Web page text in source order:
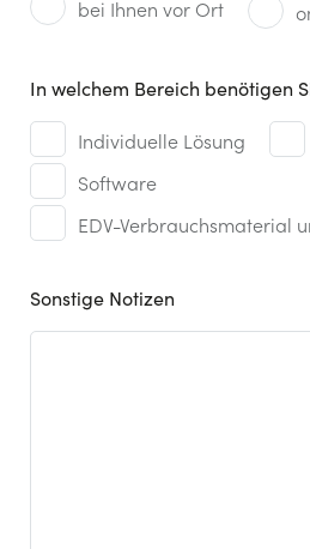
bei Ihnen vor Ort
In welchem Bereich benötigen
Leistungen*
Individuelle Lösung
Software
EDV-Verbrauchsmaterial
Sonstige Notizen
Notizen